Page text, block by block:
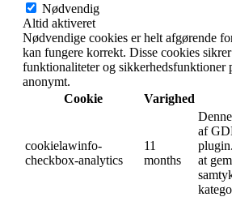
Nødvendig
Altid aktiveret
Nødvendige cookies er helt afgørende
kan fungere korrekt. Disse cookies
funktionaliteter og sikkerhedsfunktioner
anonymt.
Cookie
Varighed
cookielawinfo-
checkbox-analytics
11
months
af
at